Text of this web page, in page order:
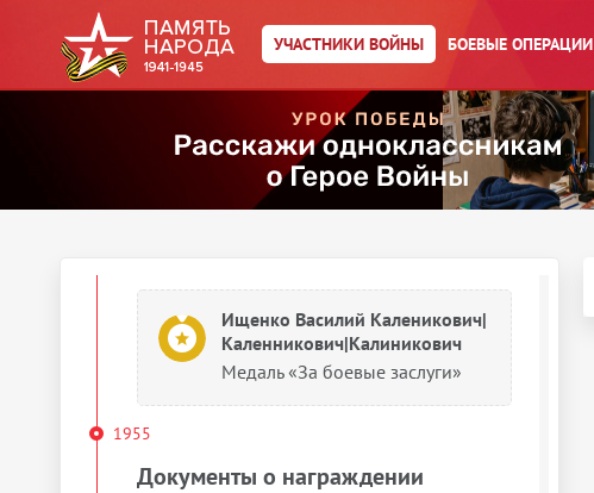
УЧАСТНИКИ ВОЙНЫ БОЕВЫЕ ОПЕРАЦИИ
Каленникович|Калиникович
Медаль «За освобождение
Праги»
1950
Ищенко Василий Каленикович|
Каленникович|Калиникович
Медаль «За боевые заслуги»
1955
Документы о награждении